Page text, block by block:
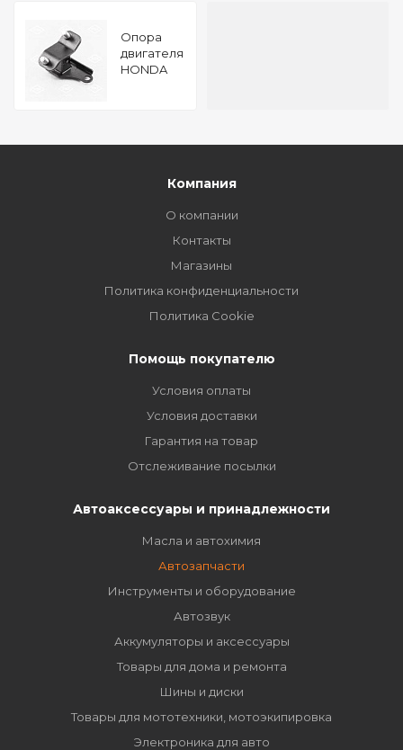
Опора
двигателя
HONDA
Компания
О компании
Контакты
Магазины
Политика конфиденциальности
Политика Cookie
Помощь покупателю
Условия оплаты
Условия доставки
Гарантия на товар
Отслеживание посылки
Автоаксессуары и принадлежности
Масла и автохимия
Автозапчасти
Инструменты и оборудование
Автозвук
Аккумуляторы и аксессуары
Товары для дома и ремонта
Шины и диски
Товары для мототехники, мотоэкипировка
Электроника для авто